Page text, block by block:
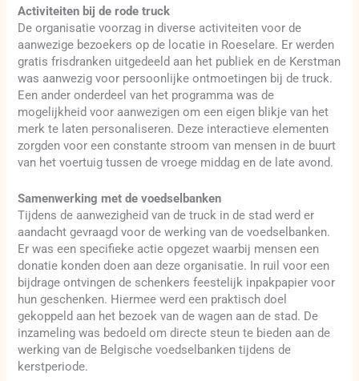
Activiteiten bij de rode truck
De organisatie voorzag in diverse activiteiten voor de
aanwezige bezoekers op de locatie in Roeselare. Er werden
gratis frisdranken uitgedeeld aan het publiek en de Kerstman
was aanwezig voor persoonlijke ontmoetingen bij de truck.
Een ander onderdeel van het programma was de
mogelijkheid voor aanwezigen om een eigen blikje van het
merk te laten personaliseren. Deze interactieve elementen
zorgden voor een constante stroom van mensen in de buurt
van het voertuig tussen de vroege middag en de late avond.
Samenwerking met de voedselbanken
Tijdens de aanwezigheid van de truck in de stad werd er
aandacht gevraagd voor de werking van de voedselbanken.
Er was een specifieke actie opgezet waarbij mensen een
donatie konden doen aan deze organisatie. In ruil voor een
bijdrage ontvingen de schenkers feestelijk inpakpapier voor
hun geschenken. Hiermee werd een praktisch doel
gekoppeld aan het bezoek van de wagen aan de stad. De
inzameling was bedoeld om directe steun te bieden aan de
werking van de Belgische voedselbanken tijdens de
kerstperiode.